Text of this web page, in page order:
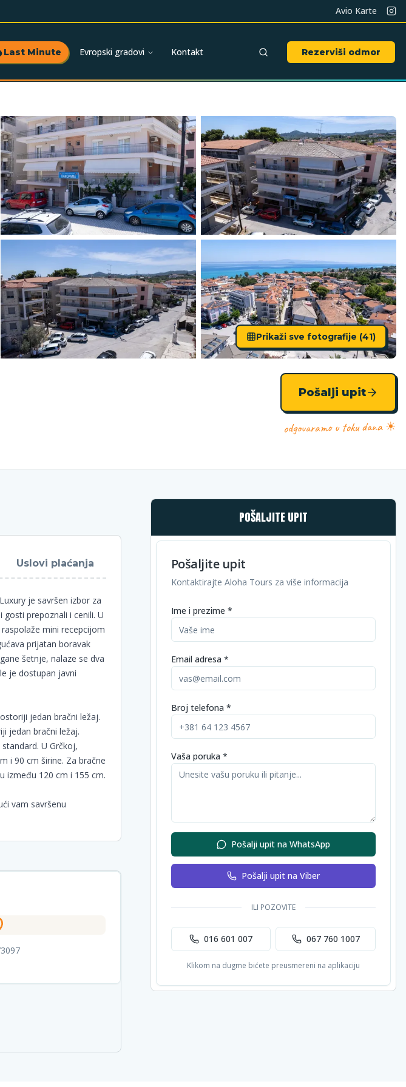
Avio Karte
Last Minute Evropski gradovi Kontakt Rezerviši odmor
Prikaži sve fotografije (41)
Pošalji upit
odgovaramo u toku dana ☀
Uslovi plaćanja
je savršen izbor za
prepoznali i cenili. U
mini recepcijom
prijatan boravak
šetnje, nalaze se dva
je dostupan javni
jedan bračni ležaj.
jedan bračni ležaj.
U Grčkoj,
i 90 cm širine. Za bračne
između 120 cm i 155 cm.
vam savršenu
POŠALJITE UPIT
Pošaljite upit
Kontaktirajte Aloha Tours za više informacija
Ime i prezime *
Email adresa *
Broj telefona *
Vaša poruka *
Pošalji upit na WhatsApp
Pošalji upit na Viber
ILI POZOVITE
016 601 007 067 760 1007
Klikom na dugme bićete preusmereni na aplikaciju